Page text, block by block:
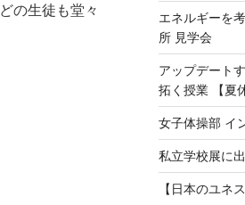
の生徒も堂々
エネルギーを
所 見学会
アップデート
拓く授業 【夏
女子体操部 イ
私立学校展に
【日本のユネ